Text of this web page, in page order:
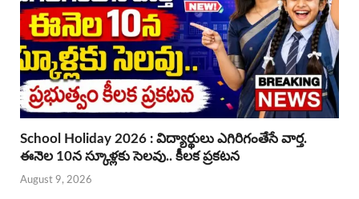
School Holiday 2026 : విద్యార్థులు ఎగిరిగంతేసే వార్త.
ఈనెల 10న స్కూళ్లకు సెలవు.. కీలక ప్రకటన
August 9, 2026